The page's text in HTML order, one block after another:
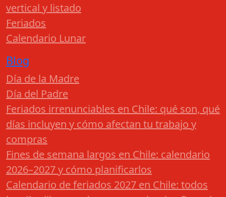
vertical y listado
Feriados
Calendario Lunar
Blog
Día de la Madre
Día del Padre
Feriados irrenunciables en Chile: qué son, qué
días incluyen y cómo afectan tu trabajo y
compras
Fines de semana largos en Chile: calendario
2026–2027 y cómo planificarlos
Calendario de feriados 2027 en Chile: todos